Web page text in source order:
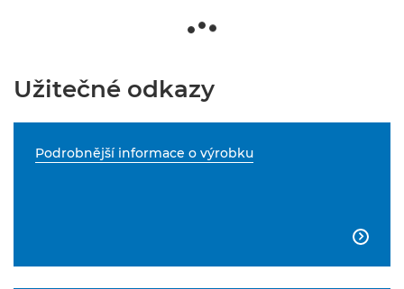
Užitečné odkazy
Podrobnější informace o výrobku
